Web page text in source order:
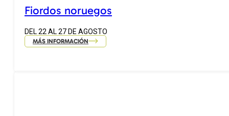
Fiordos noruegos
DEL 22 AL 27 DE AGOSTO
MÁS INFORMACIÓN